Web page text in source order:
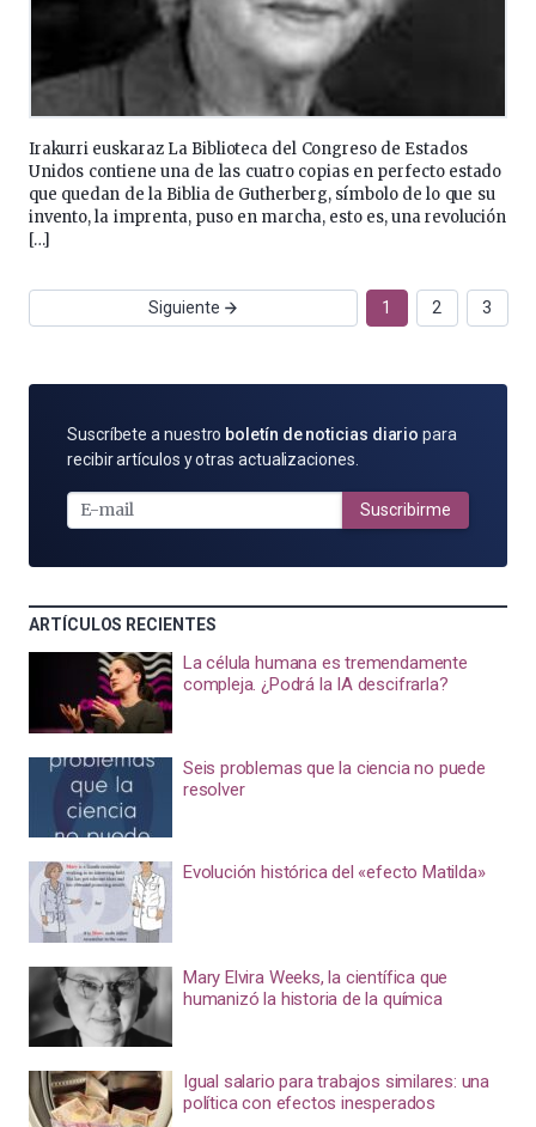
Irakurri euskaraz La Biblioteca del Congreso de Estados
Unidos contiene una de las cuatro copias en perfecto estado
que quedan de la Biblia de Gutherberg, símbolo de lo que su
invento, la imprenta, puso en marcha, esto es, una revolución
[…]
Siguiente 1 2 3
SUSCRÍBETE
POR
MAIL
Suscríbete a nuestro boletín de noticias diario para
recibir artículos y otras actualizaciones.
Suscribirme
ARTÍCULOS RECIENTES
La célula humana es tremendamente
compleja. ¿Podrá la IA descifrarla?
Seis problemas que la ciencia no puede
resolver
Evolución histórica del «efecto Matilda»
Mary Elvira Weeks, la científica que
humanizó la historia de la química
Igual salario para trabajos similares: una
política con efectos inesperados